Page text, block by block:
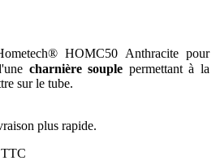
HOMC50 Anthracite pour
charnière souple permettant à la
sur le tube.
plus rapide.
TTC